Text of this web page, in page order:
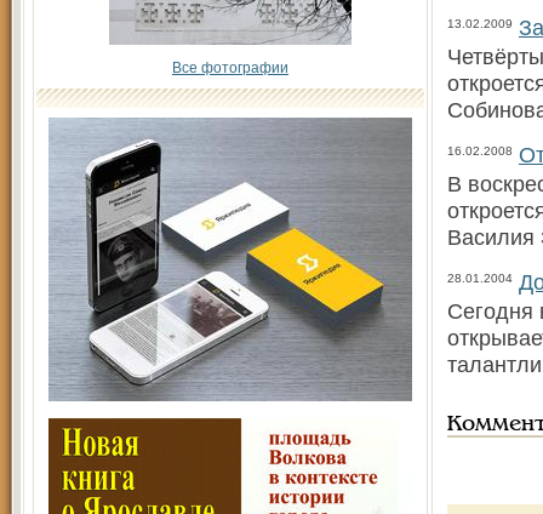
Все фотографии
13.02.2009
16.02.2008
В
Василия
28.01.2004
Сегодня